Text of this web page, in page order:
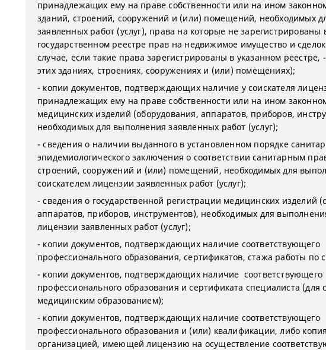
принадлежащих ему на праве собственности или на ином
зданий, строений, сооружений и (или) помещений, необходимых
заявленных работ (услуг), права на которые не зарегистрированы
государственном реестре прав на недвижимое имущество и
случае, если такие права зарегистрированы в указанном реестре,
этих зданиях, строениях, сооружениях и (или) помещениях);
- копии документов, подтверждающих наличие у соискателя
принадлежащих ему на праве собственности или на ином
медицинских изделий (оборудования, аппаратов, приборов,
необходимых для выполнения заявленных работ (услуг);
- сведения о наличии выданного в установленном порядке
эпидемиологического заключения о соответствии санитарным
строений, сооружений и (или) помещений, необходимых для
соискателем лицензии заявленных работ (услуг);
- сведения о государственной регистрации медицинских изделий
аппаратов, приборов, инструментов), необходимых для
лицензии заявленных работ (услуг);
- копии документов, подтверждающих наличие соответствующего
профессионального образования, сертификатов, стажа работы по
- копии документов, подтверждающих наличие соответствующего
профессионального образования и сертификата специалиста (для
медицинским образованием);
- копии документов, подтверждающих наличие соответствующего
профессионального образования и (или) квалификации, либо
организацией, имеющей лицензию на осуществление